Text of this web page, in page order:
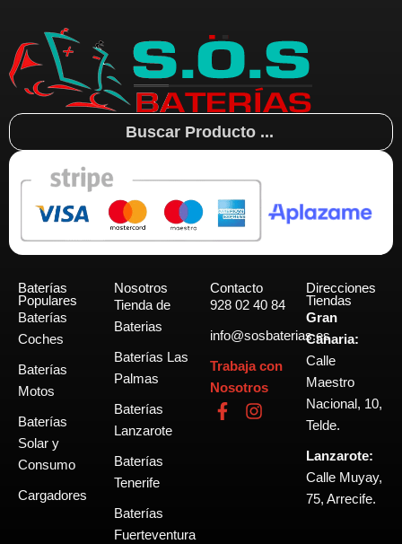
Search
...
Baterías
Populares
Baterías
Coches
Baterías
Motos
Baterías
Solar y
Consumo
Cargadores
Nosotros
Tienda de
Baterias
Baterías Las
Palmas
Baterías
Lanzarote
Baterías
Tenerife
Baterías
Fuerteventura
Contacto
928 02 40 84
info@sosbaterias.es
Trabaja con
Nosotros
F
a
I
n
Direcciones
Tiendas
Gran
Canaria:
Calle
Maestro
Nacional, 10,
Telde.
Lanzarote:
Calle Muyay,
75, Arrecife.